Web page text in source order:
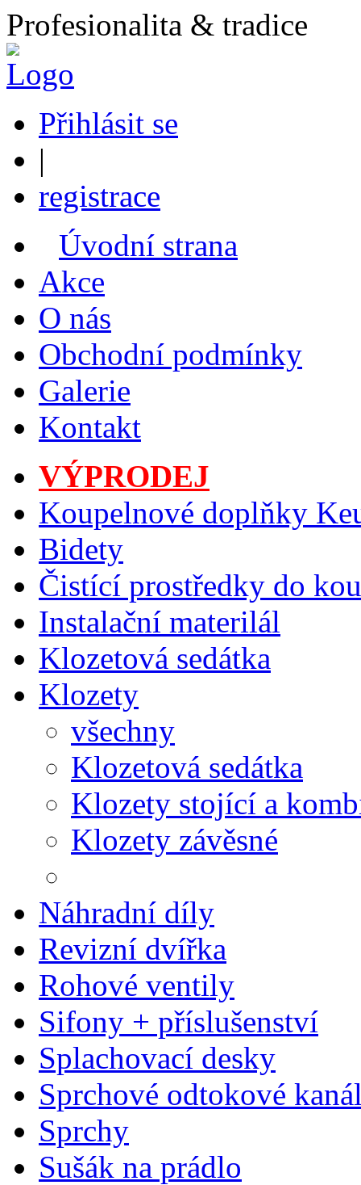
Profesionalita & tradice
Přihlásit se
|
registrace
Úvodní strana
Akce
O nás
Obchodní podmínky
Galerie
Kontakt
VÝPRODEJ
Koupelnové doplňky
Bidety
Čistící prostředky do
Instalační materilál
Klozetová sedátka
Klozety
všechny
Klozetová sedátka
Klozety stojící a
Klozety závěsné
Náhradní díly
Revizní dvířka
Rohové ventily
Sifony + příslušenství
Splachovací desky
Sprchové odtokové
Sprchy
Sušák na prádlo